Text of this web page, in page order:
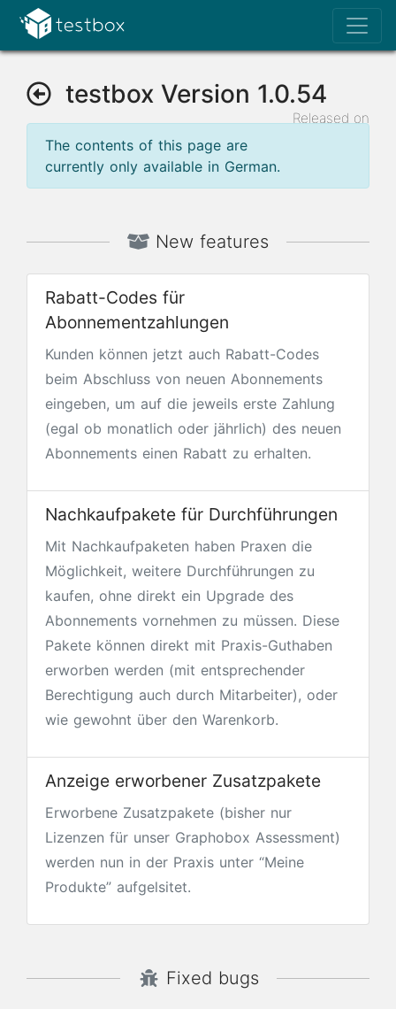
testbox Version 1.0.54
Released on
The contents of this page are
currently only available in German.
New features
Rabatt-Codes für
Abonnementzahlungen
Kunden können jetzt auch Rabatt-Codes
beim Abschluss von neuen Abonnements
eingeben, um auf die jeweils erste Zahlung
(egal ob monatlich oder jährlich) des neuen
Abonnements einen Rabatt zu erhalten.
Nachkaufpakete für Durchführungen
Mit Nachkaufpaketen haben Praxen die
Möglichkeit, weitere Durchführungen zu
kaufen, ohne direkt ein Upgrade des
Abonnements vornehmen zu müssen. Diese
Pakete können direkt mit Praxis-Guthaben
erworben werden (mit entsprechender
Berechtigung auch durch Mitarbeiter), oder
wie gewohnt über den Warenkorb.
Anzeige erworbener Zusatzpakete
Erworbene Zusatzpakete (bisher nur
Lizenzen für unser Graphobox Assessment)
werden nun in der Praxis unter “Meine
Produkte” aufgelsitet.
Fixed bugs